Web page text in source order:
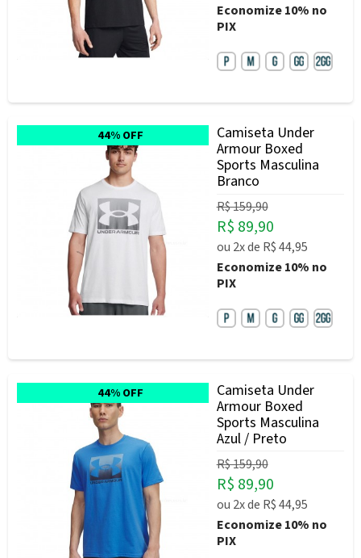
Economize10% no
PIX
44% OFF
Camiseta Under
Armour Boxed
Sports Masculina
Branco
R$ 159,90
R$ 89,90
ou 2xde R$ 44,95
Economize10% no
PIX
44% OFF
Camiseta Under
Armour Boxed
Sports Masculina
Azul / Preto
R$ 159,90
R$ 89,90
ou 2xde R$ 44,95
Economize10% no
PIX